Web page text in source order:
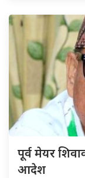
पूर्व मेयर
आदेश